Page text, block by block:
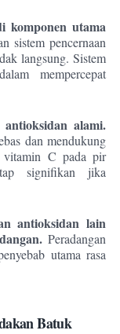
komponen utama
sistem pencernaan
langsung. Sistem
mempercepat
alami.
dan mendukung
vitamin C pada pir
signifikan jika
antioksidan lain
Peradangan
utama rasa
Batuk